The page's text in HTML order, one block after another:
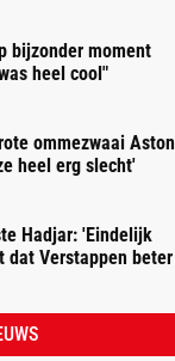
bijzonder moment
heel cool"
ommezwaai Aston
heel erg slecht'
Hadjar: 'Eindelijk
dat Verstappen beter